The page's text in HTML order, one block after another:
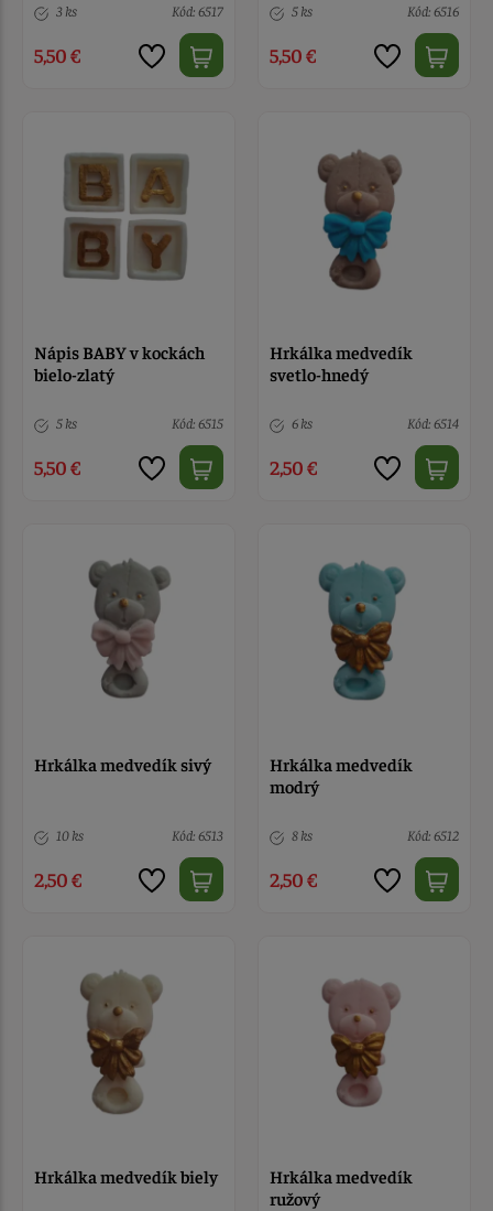
3 ks Kód: 6517
5,50 €
5 ks Kód: 6516
5,50 €
Nápis BABY v kockách
bielo-zlatý
5 ks Kód: 6515
5,50 €
Hrkálka medvedík
svetlo-hnedý
6 ks Kód: 6514
2,50 €
Hrkálka medvedík sivý
10 ks Kód: 6513
2,50 €
Hrkálka medvedík
modrý
8 ks Kód: 6512
2,50 €
Hrkálka medvedík biely
Hrkálka medvedík
ružový